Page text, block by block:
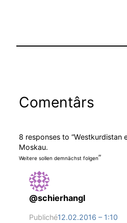
Comentârs
8 responses to “Westkurdistan
Moskau.
Weitere sollen demnächst folgen”
@schierhangl
Publiché12.02.2016 – 1:10